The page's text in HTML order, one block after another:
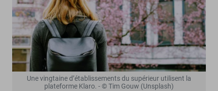
Une vingtaine d’établissements du supérieur utilisent la
plateforme Klaro. - © Tim Gouw (Unsplash)